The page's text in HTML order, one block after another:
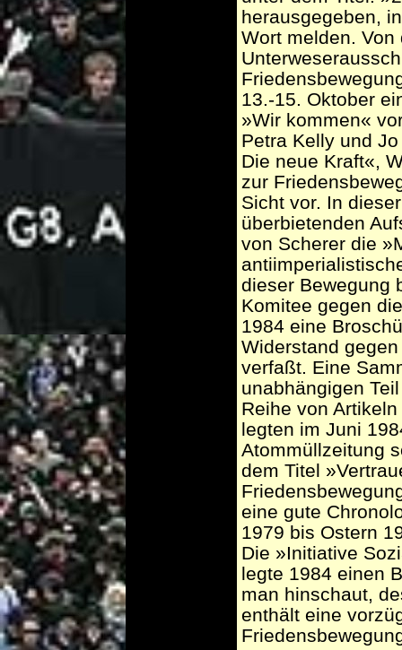
herausgegeben,
Wort melden.
13.-15. Oktober
»Wir kommen«
Petra Kelly und
Die neue Kraft«,
zur
Sicht vor. In
überbietenden
von Scherer die
dieser Bewegung
Komitee gegen
1984 eine
Widerstand
verfaßt. Eine
unabhängigen
Reihe von
legten im Juni
Atommüllzeitung
dem Titel
eine gute
1979 bis Ostern
Die »Initiative
legte 1984 einen
man hinschaut,
enthält eine